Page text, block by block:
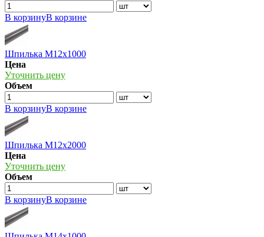
В корзинуВ корзине
Шпилька М12х1000
Цена
Уточнить цену
Объем
В корзинуВ корзине
Шпилька М12х2000
Цена
Уточнить цену
Объем
В корзинуВ корзине